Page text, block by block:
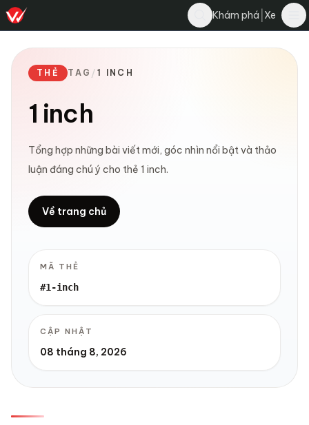
Khám phá Xe
THẺ TAG / 1 INCH
1 inch
Tổng hợp những bài viết mới, góc nhìn nổi bật và thảo
luận đáng chú ý cho thẻ 1 inch.
Về trang chủ
MÃ THẺ
#1-inch
CẬP NHẬT
08 tháng 8, 2026